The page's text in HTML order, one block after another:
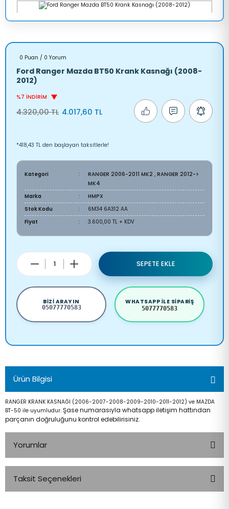
0 Puan / 0 Yorum
Ford Ranger Mazda BT50 Krank Kasnağı (2008-
2012)
%7 İNDİRİM
4.320,00 TL 4.017,60 TL
*418,43 TL den başlayan taksitlerle!
Kategori RANGER 2006-2011 MK2 , RANGER 2012->
MK4
Marka
HMPX
Stok Kodu
6M34 6A312 AA
Fiyat
3.600,00 TL + KDV
SEPETE EKLE
BIZI ARAYIN
05077770583
WHATSAPP ILE SIPARIŞ
5077770583
Ürün Bilgisi
RANGER KRANK KASNAĞI (2006-2007-2008-2009-2010-2011-2012) ve MAZDA
BT-50 ile uyumludur. Şase numarasıyla whatsapp iletişim hattından
parçanın doğruluğunu kontrol edebilirisiniz.
Yorumlar
Taksit Seçenekleri